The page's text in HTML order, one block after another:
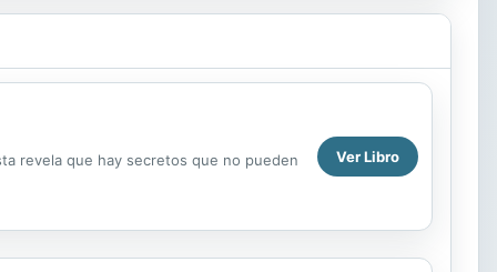
revela que hay secretos que no pueden Ver Libro